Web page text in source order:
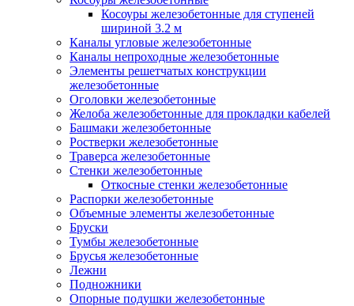
Косоуры железобетонные для ступеней
шириной 3.2 м
Каналы угловые железобетонные
Каналы непроходные железобетонные
Элементы решетчатых конструкции
железобетонные
Оголовки железобетонные
Желоба железобетонные для прокладки кабелей
Башмаки железобетонные
Ростверки железобетонные
Траверса железобетонные
Стенки железобетонные
Откосные стенки железобетонные
Распорки железобетонные
Объемные элементы железобетонные
Бруски
Тумбы железобетонные
Брусья железобетонные
Лежни
Подножники
Опорные подушки железобетонные